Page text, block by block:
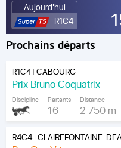
Aujourd'hui
R1C4
Prochains départs
R1C4|CABOURG
Prix Bruno Coquatrix
Discipline Partants
16
Distance
2 750 m
R4C4|CLAIREFONTAINE-